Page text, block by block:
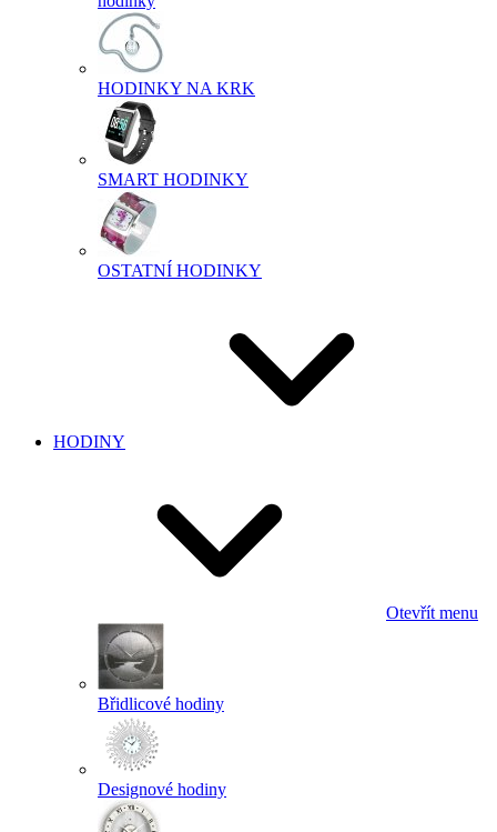
HODINKY NA KRK
SMART HODINKY
OSTATNÍ HODINKY
HODINY
Otevřít menu
Břidlicové hodiny
Designové hodiny